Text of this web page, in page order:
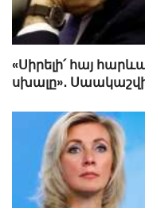
«Սիրելի՛ հայ
սխալը»․